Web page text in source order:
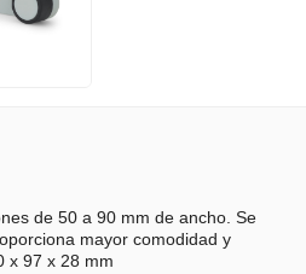
de 50 a 90 mm de ancho. Se
mayor comodidad y
x 97 x 28 mm